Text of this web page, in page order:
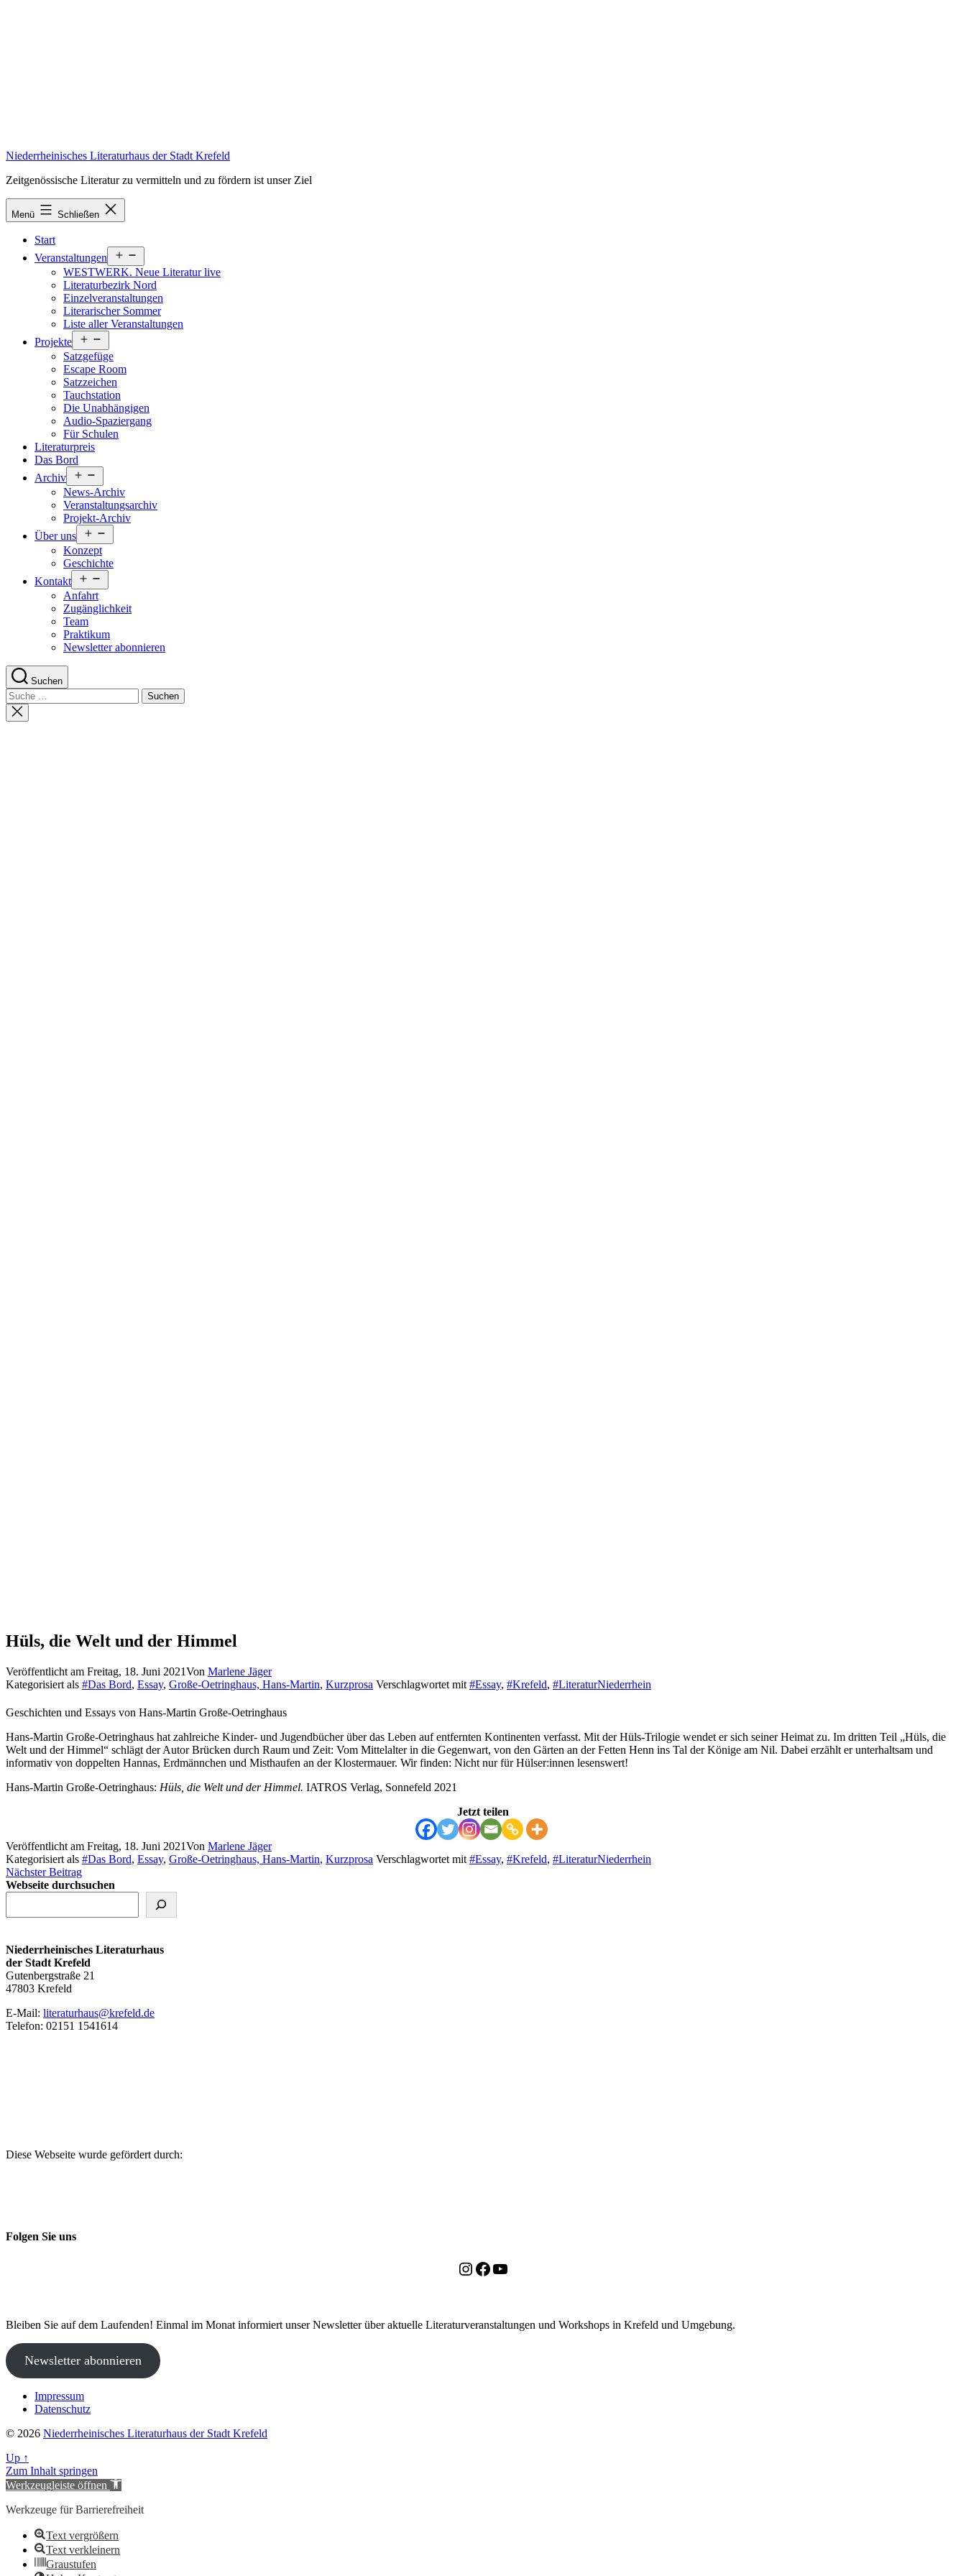
Niederrheinisches Literaturhaus der Stadt Krefeld
Zeitgenössische Literatur zu vermitteln und zu fördern ist unser Ziel
Menü Schließen
Start
Veranstaltungen
öffnen
WESTWERK. Neue Literatur live
Literaturbezirk Nord
Einzelveranstaltungen
Literarischer Sommer
Liste aller Veranstaltungen
Projekte
öffnen
Satzgefüge
Escape Room
Satzzeichen
Tauchstation
Die Unabhängigen
Audio-Spaziergang
Für Schulen
Literaturpreis
Das Bord
Archiv
öffnen
News-Archiv
Veranstaltungsarchiv
Projekt-Archiv
Über uns
öffnen
Konzept
Geschichte
Kontakt
öffnen
Anfahrt
Zugänglichkeit
Team
Praktikum
Newsletter abonnieren
Suchen
Suche
nach:
Suche
schließen
Hüls, die Welt und der Himmel
Veröffentlicht am Freitag, 18. Juni 2021Von Marlene Jäger
Kategorisiert als #Das Bord, Essay, Große-Oetringhaus, Hans-Martin, Kurzprosa Verschlagwortet mit #Essay, #Krefeld, #LiteraturNiederrhein
Geschichten und Essays von Hans-Martin Große-Oetringhaus
Hans-Martin Große-Oetringhaus hat zahlreiche Kinder- und Jugendbücher über das Leben auf entfernten Kontinenten verfasst. Mit der Hüls-Trilogie wendet er sich seiner Heimat zu. Im dritten Teil „Hüls, die
Welt und der Himmel“ schlägt der Autor Brücken durch Raum und Zeit: Vom Mittelalter in die Gegenwart, von den Gärten an der Fetten Henn ins Tal der Könige am Nil. Dabei erzählt er unterhaltsam und
informativ von doppelten Hannas, Erdmännchen und Misthaufen an der Klostermauer. Wir finden: Nicht nur für Hülser:innen lesenswert!
Hans-Martin Große-Oetringhaus: Hüls, die Welt und der Himmel. IATROS Verlag, Sonnefeld 2021
Jetzt teilen
Veröffentlicht am Freitag, 18. Juni 2021Von Marlene Jäger
Kategorisiert als #Das Bord, Essay, Große-Oetringhaus, Hans-Martin, Kurzprosa Verschlagwortet mit #Essay, #Krefeld, #LiteraturNiederrhein
Nächster Beitrag
Webseite durchsuchen
Niederrheinisches Literaturhaus
der Stadt Krefeld
Gutenbergstraße 21
47803 Krefeld
E‑Mail: literaturhaus@krefeld.de
Telefon: 02151 1541614
Diese Webseite wurde gefördert durch:
Folgen Sie uns
Instagram
Facebook
YouTube
Bleiben Sie auf dem Laufenden! Einmal im Monat informiert unser Newsletter über aktuelle Literaturveranstaltungen und Workshops in Krefeld und Umgebung.
Newsletter abonnieren
Impressum
Datenschutz
© 2026 Niederrheinisches Literaturhaus der Stadt Krefeld
Up ↑
Zum Inhalt springen
Werkzeugleiste öffnen
Werkzeuge für Barrierefreiheit
Text vergrößern
Text verkleinern
Graustufen